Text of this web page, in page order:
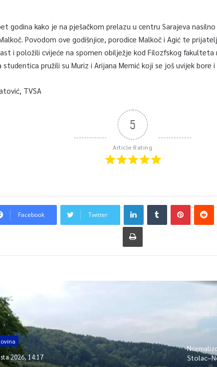
godina kako je na pješačkom prelazu u centru Sarajeva
Povodom ove godišnjice, porodice Malkoč i Agić te
i položili cvijeće na spomen obilježje kod Filozfskog fakulteta
pružili su Muriz i Arijana Memić koji se još uvijek bore i
TVSA
5
Article Rating
Facebook Twitter
2026, 14:17
lokacija